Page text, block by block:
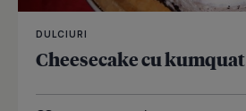
DULCIURI
Cheesecake cu kumquat